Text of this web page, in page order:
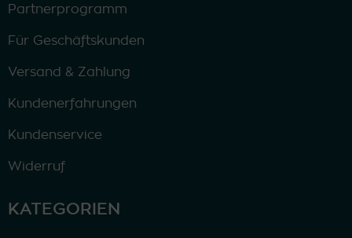
Partnerprogramm
Für Geschäftskunden
Versand & Zahlung
Kundenerfahrungen
Kundenservice
Widerruf
KATEGORIEN